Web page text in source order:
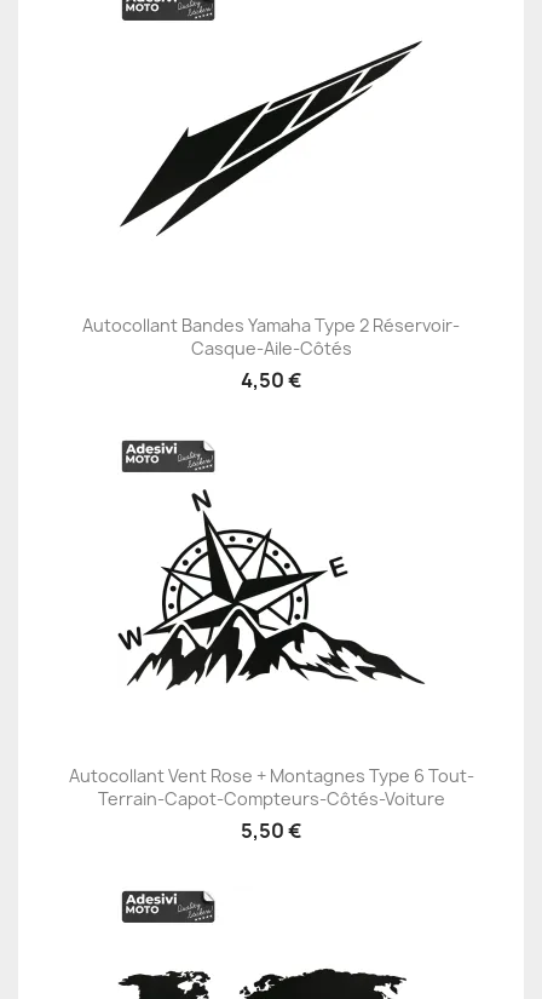
Autocollant Bandes Yamaha Type 2 Réservoir-
Casque-Aile-Côtés
4,50 €
Autocollant Vent Rose + Montagnes Type 6 Tout-
Terrain-Capot-Compteurs-Côtés-Voiture
5,50 €